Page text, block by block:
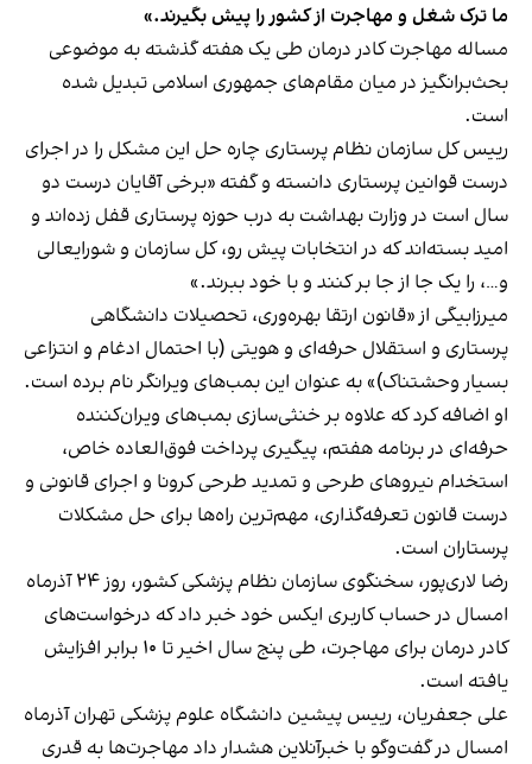
ما ترک شغل و مهاجرت از کشور را پیش بگیرند.»
مساله مهاجرت کادر درمان طی یک هفته گذشته به موضوعی
بحث‌برانگیز در میان مقام‌های جمهوری اسلامی تبدیل شده
است.
رییس کل سازمان نظام پرستاری چاره حل این مشکل را در اجرای
درست قوانین پرستاری دانسته و گفته «برخی آقایان درست دو
سال است در وزارت بهداشت به درب حوزه پرستاری قفل زده‌اند و
امید بسته‌اند که در انتخابات پیش رو، کل سازمان و شورایعالی
و…، را یک جا از جا بر کنند و با خود ببرند.»
میرزابیگی از «قانون ارتقا بهره‌وری، تحصیلات دانشگاهی
پرستاری و استقلال حرفه‌ای و هویتی (با احتمال ادغام و انتزاعی
بسیار وحشتناک)» به عنوان این بمب‌های ویرانگر نام برده است.
او اضافه کرد که علاوه بر خنثی‌سازی بمب‌های ویران‌کننده
حرفه‌ای در برنامه هفتم، پیگیری پرداخت فوق‌العاده خاص،
استخدام نیروهای طرحی و تمدید طرحی کرونا و اجرای قانونی و
درست قانون تعرفه‌گذاری، مهم‌ترین راه‌ها برای حل مشکلات
پرستاران است.
رضا لاری‌پور، سخنگوی سازمان نظام پزشکی کشور، روز ۲۴ آذرماه
امسال در حساب کاربری ایکس خودخبر دادکه درخواست‌های
کادر درمان برای مهاجرت، طی پنج سال اخیر تا ۱۰ برابر افزایش
یافته است.
علی جعفریان، رییس پیشین دانشگاه علوم پزشکی تهران آذرماه
امسال در گفت‌وگو با خبرآنلاین هشدار داد مهاجرت‌ها به قدری